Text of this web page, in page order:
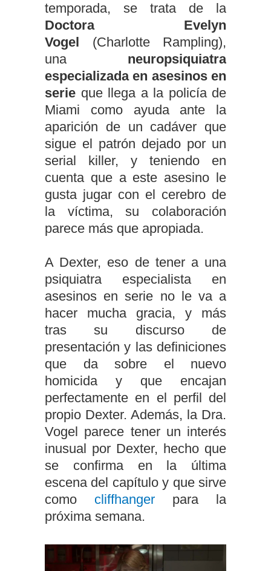
temporada, se trata de la
Doctora Evelyn
Vogel
(Charlotte Rampling),
una neuropsiquiatra
especializada en asesinos en
serie que llega a la policía de
Miami como ayuda ante la
aparición de un cadáver que
sigue el patrón dejado por un
serial killer, y teniendo en
cuenta que a este asesino le
gusta jugar con el cerebro de
la víctima, su colaboración
parece más que apropiada.
A Dexter, eso de tener a una
psiquiatra especialista en
asesinos en serie no le va a
hacer mucha gracia, y más
tras su discurso de
presentación y las definiciones
que da sobre el nuevo
homicida y que encajan
perfectamente en el perfil del
propio Dexter. Además, la Dra.
Vogel parece tener un interés
inusual por Dexter, hecho que
se confirma en la última
escena del capítulo y que sirve
como cliffhanger para la
próxima semana.